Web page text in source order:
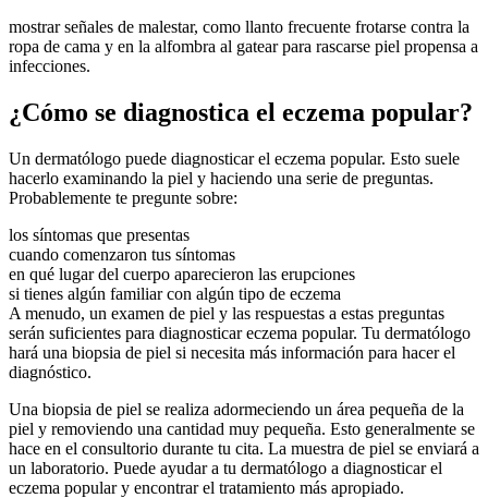
mostrar señales de malestar, como llanto frecuente frotarse contra la
ropa de cama y en la alfombra al gatear para rascarse piel propensa a
infecciones.
¿Cómo se diagnostica el eczema popular?
Un dermatólogo puede diagnosticar el eczema popular. Esto suele
hacerlo examinando la piel y haciendo una serie de preguntas.
Probablemente te pregunte sobre:
los síntomas que presentas
cuando comenzaron tus síntomas
en qué lugar del cuerpo aparecieron las erupciones
si tienes algún familiar con algún tipo de eczema
A menudo, un examen de piel y las respuestas a estas preguntas
serán suficientes para diagnosticar eczema popular. Tu dermatólogo
hará una biopsia de piel si necesita más información para hacer el
diagnóstico.
Una biopsia de piel se realiza adormeciendo un área pequeña de la
piel y removiendo una cantidad muy pequeña. Esto generalmente se
hace en el consultorio durante tu cita. La muestra de piel se enviará a
un laboratorio. Puede ayudar a tu dermatólogo a diagnosticar el
eczema popular y encontrar el tratamiento más apropiado.